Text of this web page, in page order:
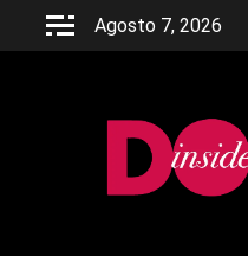
Agosto 7, 2026